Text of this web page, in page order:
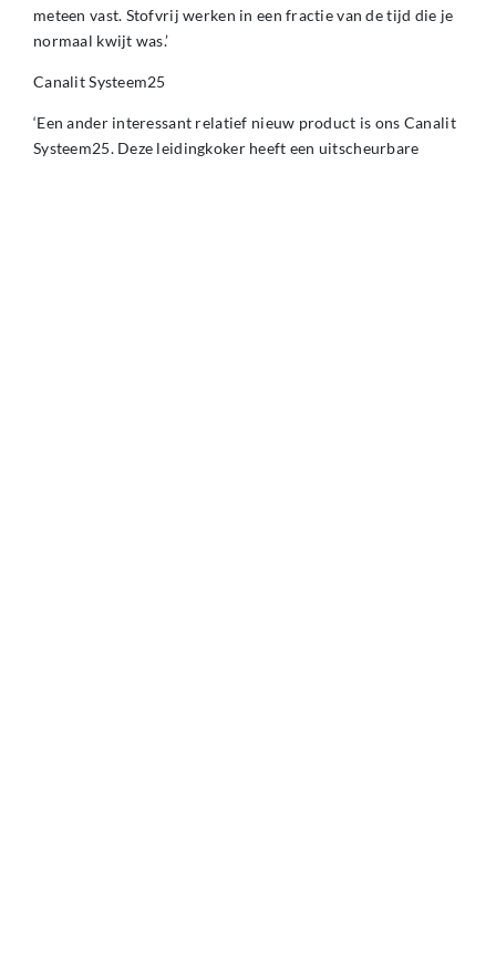
meteen vast. Stofvrij werken in een fractie van de tijd die je
normaal kwijt was.’
Canalit Systeem25
‘Een ander interessant relatief nieuw product is ons Canalit
Systeem25. Deze leidingkoker heeft een uitscheurbare